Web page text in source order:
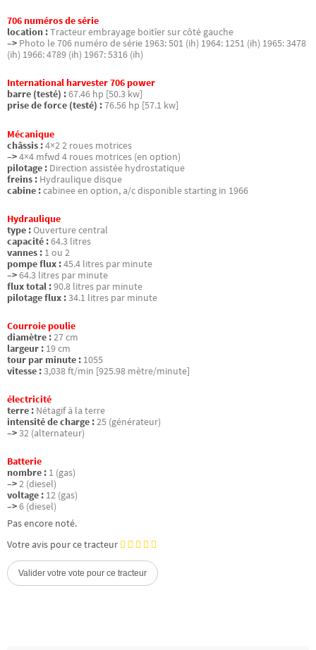
706 numéros de série
location :Tracteur embrayage boitîer sur côté gauche
–> Photo le 706 numéro de série 1963: 501 (ih) 1964: 1251 (ih) 1965: 3478
(ih) 1966: 4789 (ih) 1967: 5316 (ih)
International harvester 706 power
barre (testé) :67.46 hp [50.3 kw]
prise de force (testé) :76.56 hp [57.1 kw]
Mécanique
châssis :4×2 2 roues motrices
–>4×4 mfwd 4 roues motrices (en option)
pilotage : Direction assistée hydrostatique
freins : Hydraulique disque
cabine :cabinee en option, a/c disponible starting in 1966
Hydraulique
type :Ouverture central
capacité :64.3 litres
vannes : 1 ou 2
pompe flux :45.4 litres par minute
–>64.3 litres par minute
flux total :90.8 litres par minute
pilotage flux :34.1 litres par minute
Courroie poulie
diamètre :27 cm
largeur : 19 cm
tour par minute : 1055
vitesse :3,038 ft/min [925.98 mètre/minute]
électricité
terre : Nétagif à la terre
intensité de charge :25 (générateur)
–>32 (alternateur)
Batterie
nombre : 1 (gas)
–>2 (diesel)
voltage : 12 (gas)
–>6 (diesel)
Pas encore noté.
Votre avis pour ce tracteur